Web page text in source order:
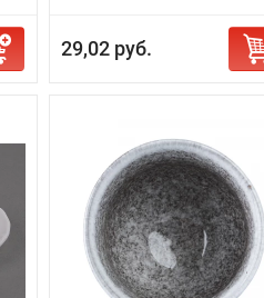
29,02 руб.